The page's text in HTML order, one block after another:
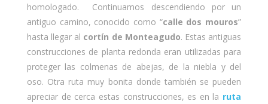
homologado. Continuamos descendiendo por un
antiguo camino, conocido como “calle dos mouros”
hasta llegar al cortín de Monteagudo. Estas antiguas
construcciones de planta redonda eran utilizadas para
proteger las colmenas de abejas, de la niebla y del
oso. Otra ruta muy bonita donde también se pueden
apreciar de cerca estas construcciones, es en la ruta